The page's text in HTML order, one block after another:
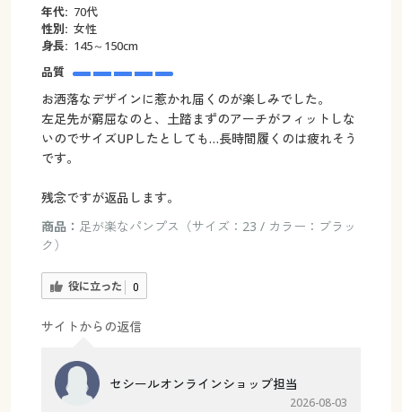
年代: 70代
性別: 女性
身長: 145～150cm
品質
お洒落なデザインに惹かれ届くのが楽しみでした。
左足先が窮屈なのと、土踏まずのアーチがフィットしな
いのでサイズUPしたとしても…長時間履くのは疲れそう
です。
残念ですが返品します。
商品： 足が楽なパンプス（サイズ：23 / カラー：ブラッ
ク）
役に立った 0
サイトからの返信
セシールオンラインショップ担当
2026-08-03